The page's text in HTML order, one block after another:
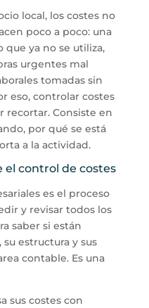
local, los costes no
poco a poco: una
que ya no se utiliza,
urgentes mal
tomadas sin
eso, controlar costes
recortar. Consiste en
por qué se está
a la actividad.
el control de costes
es el proceso
y revisar todos los
saber si están
estructura y sus
contable. Es una
sus costes con